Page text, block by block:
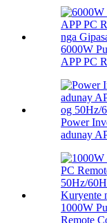
6000W
APP PC
Power
adunay
1000W
Remote